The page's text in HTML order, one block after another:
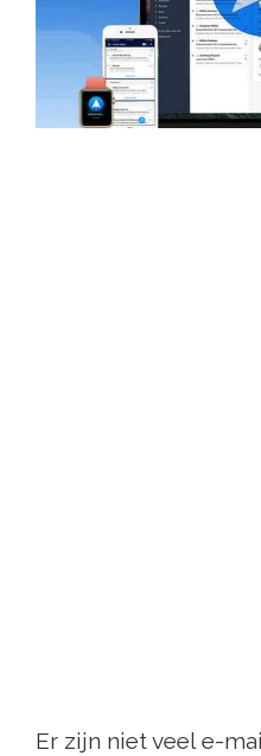
Er zijn niet veel e-